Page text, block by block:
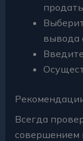
продать.
вывода
Всегда
совершением